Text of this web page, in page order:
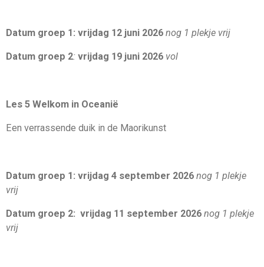
Datum groep 1: vrijdag 12 juni 2026 nog 1 plekje vrij
Datum groep 2: vrijdag 19 juni 2026 vol
Les 5 Welkom in Oceanië
Een verrassende duik in de Maorikunst
Datum groep 1: vrijdag 4 september 2026 nog 1 plekje
vrij
Datum groep 2: vrijdag 11 september 2026 nog 1 plekje
vrij